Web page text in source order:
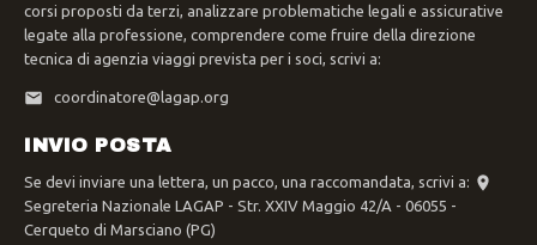
corsi proposti da terzi, analizzare problematiche legali e assicurative
legate alla professione, comprendere come fruire della direzione
tecnica di agenzia viaggi prevista per i soci, scrivi a:
coordinatore@lagap.org
INVIO POSTA
Se devi inviare una lettera, un pacco, una raccomandata, scrivi a:
Segreteria Nazionale LAGAP - Str. XXIV Maggio 42/A - 06055 -
Cerqueto di Marsciano (PG)